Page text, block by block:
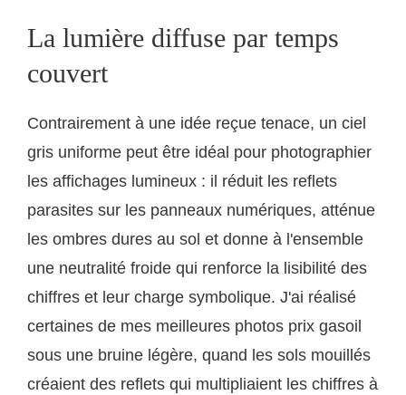
La lumière diffuse par temps
couvert
Contrairement à une idée reçue tenace, un ciel
gris uniforme peut être idéal pour photographier
les affichages lumineux : il réduit les reflets
parasites sur les panneaux numériques, atténue
les ombres dures au sol et donne à l'ensemble
une neutralité froide qui renforce la lisibilité des
chiffres et leur charge symbolique. J'ai réalisé
certaines de mes meilleures photos prix gasoil
sous une bruine légère, quand les sols mouillés
créaient des reflets qui multipliaient les chiffres à